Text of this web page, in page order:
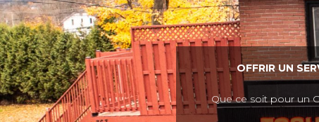
OFFRIR UN
Que ce soit pour un